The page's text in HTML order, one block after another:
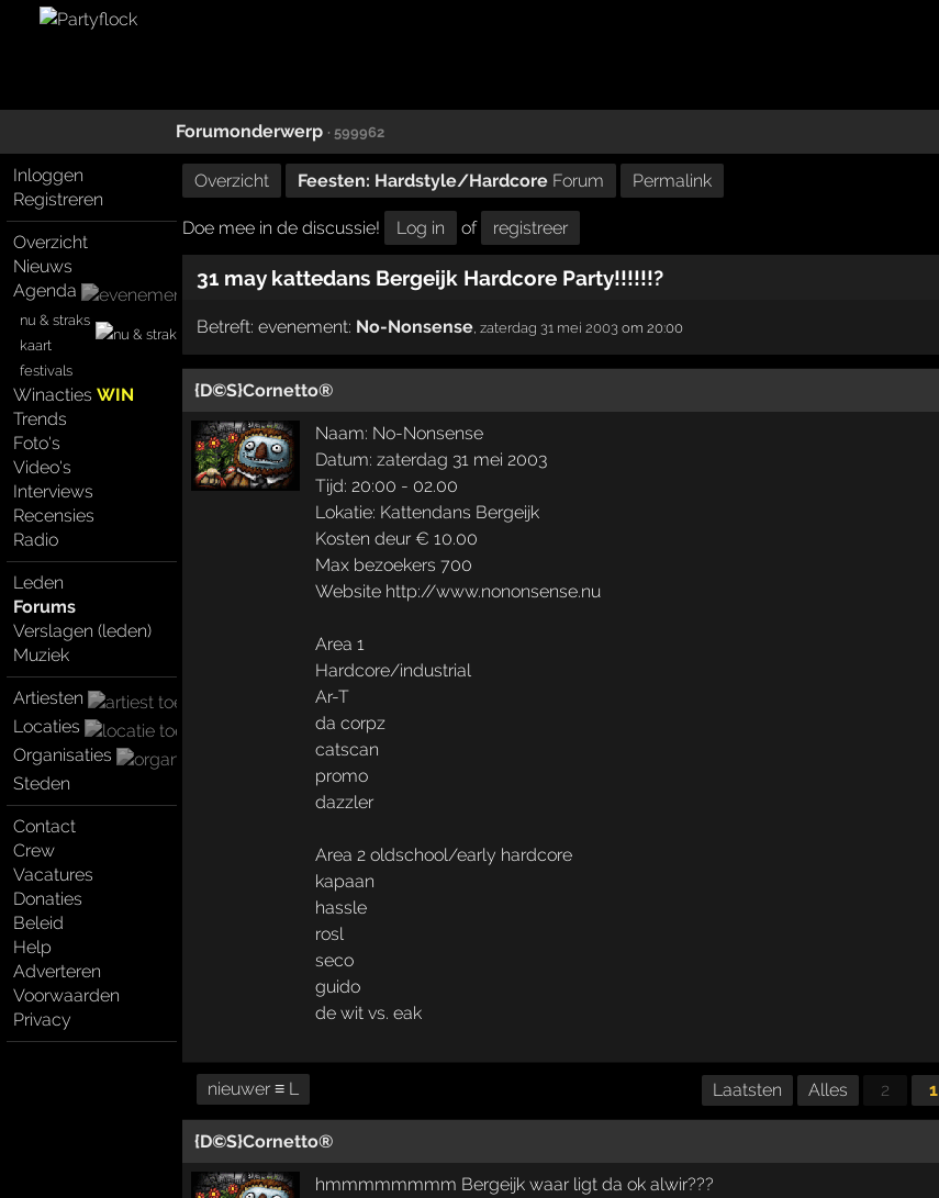
Forumonderwerp · 599962
Inloggen
Registreren
Overzicht
Nieuws
Agenda
nu & straks
kaart
festivals
WinactiesWIN
Trends
Foto's
Video's
Interviews
Recensies
Radio
Leden
Forums
Verslagen (leden)
Muziek
Artiesten
Locaties
Organisaties
Steden
Contact
Crew
Vacatures
Donaties
Beleid
Help
Adverteren
Voorwaarden
Privacy
Overzicht Feesten: Hardstyle/Hardcore Forum Permalink
Doe mee in de discussie! Log in of registreer
31 may kattedans Bergeijk Hardcore Party!!!!!!?
Betreft: evenement: No-Nonsense, zaterdag 31 mei 2003 om 20:00
{D©S}Cornetto®
Naam: No-Nonsense
Datum: zaterdag 31 mei 2003
Tijd: 20:00 - 02.00
Lokatie: Kattendans Bergeijk
Kosten deur € 10.00
Max bezoekers 700
Website http://www.nononsense.nu
Area 1
Hardcore/industrial
Ar-T
da corpz
catscan
promo
dazzler
Area 2 oldschool/early hardcore
kapaan
hassle
rosl
seco
guido
de wit vs. eak
nieuwer ≡ L Laatsten Alles 2 1
{D©S}Cornetto®
hmmmmmmmm Bergeijk waar ligt da ok alwir???